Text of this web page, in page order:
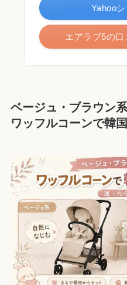
Yahoo
エアラブ5の口
ベージュ・ブラウン
ワッフルコーンで韓